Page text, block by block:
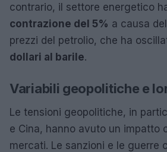
contrario, il settore energetico
contrazione del 5% a causa
prezzi del petrolio, che ha
dollari al barile.
Variabili geopolitiche e
Le tensioni geopolitiche, in
e Cina, hanno avuto un impatto
mercati. Le sanzioni e le guerre